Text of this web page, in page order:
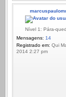
Nível 1: Pára-
Mensagens: 14
Registrado em: Qui
2014 2:27 pm